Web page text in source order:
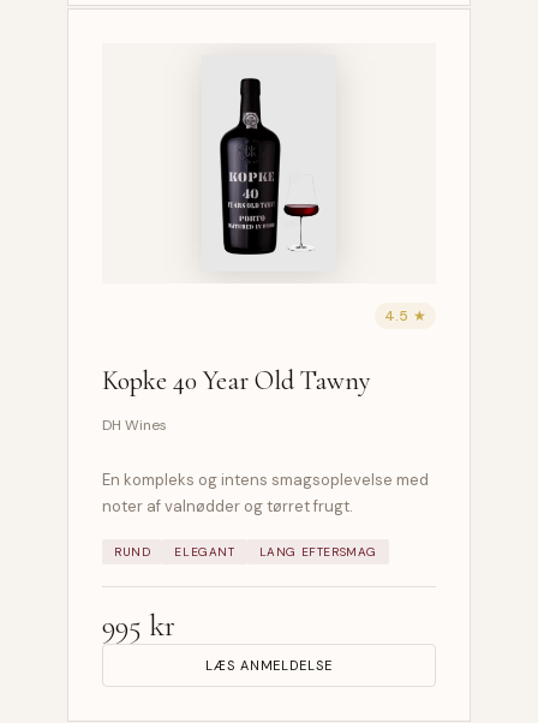
4.5 ★
Kopke 40 Year Old Tawny
DH Wines
En kompleks og intens smagsoplevelse med
noter af valnødder og tørret frugt.
RUND ELEGANT LANG EFTERSMAG
995 kr
LÆS ANMELDELSE